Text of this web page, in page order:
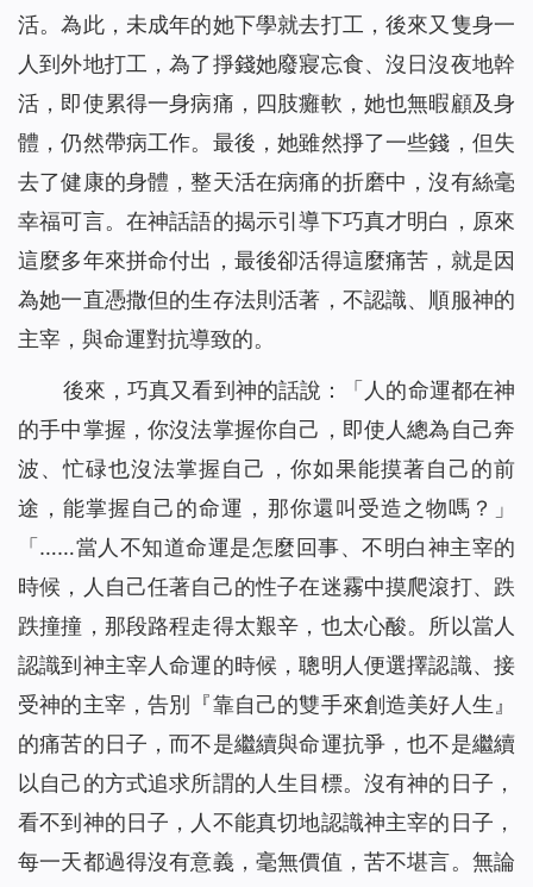
活。為此，未成年的她下學就去打工，後來又隻身一
人到外地打工，為了掙錢她廢寢忘食、沒日沒夜地幹
活，即使累得一身病痛，四肢癱軟，她也無暇顧及身
體，仍然帶病工作。最後，她雖然掙了一些錢，但失
去了健康的身體，整天活在病痛的折磨中，沒有絲毫
幸福可言。在神話語的揭示引導下巧真才明白，原來
這麼多年來拼命付出，最後卻活得這麼痛苦，就是因
為她一直憑撒但的生存法則活著，不認識、順服神的
主宰，與命運對抗導致的。
後來，巧真又看到神的話說：「 人的命運都在神
的手中掌握，你沒法掌握你自己，即使人總為自己奔
波、忙碌也沒法掌握自己，你如果能摸著自己的前
途，能掌握自己的命運，那你還叫受造之物嗎？ 」
「……當人不知道命運是怎麼回事、不明白神主宰的
時候，人自己任著自己的性子在迷霧中摸爬滾打、跌
跌撞撞，那段路程走得太艱辛，也太心酸。所以當人
認識到神主宰人命運的時候，聰明人便選擇認識、接
受神的主宰，告別『靠自己的雙手來創造美好人生』
的痛苦的日子，而不是繼續與命運抗爭，也不是繼續
以自己的方式追求所謂的人生目標。沒有神的日子，
看不到神的日子，人不能真切地認識神主宰的日子，
每一天都過得沒有意義，毫無價值，苦不堪言。無論